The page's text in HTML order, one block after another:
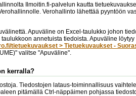
Ilmoitin.fi-palvelun kautta
Verohallinto lähettää pyyntöön
Apuväline on Excel-taulukko johon
annetuista tiedoista. Apuväline
tietuekuvaukset > Tietuekuvaukset -
valitse "Apuväline".
kerralla?
Tiedostojen lataus-toiminnallisuus
pitämällä Ctrl-näppäimen pohjassa